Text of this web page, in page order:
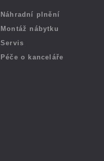
Náhradní plnění
Montáž nábytku
Servis
Péče o kanceláře